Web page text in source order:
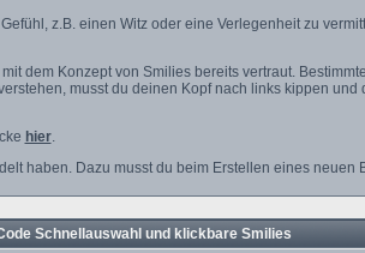
z.B. einen Witz oder eine Verlegenheit zu
dem Konzept von Smilies bereits vertraut.
musst du deinen Kopf nach links kippen und
hier.
haben. Dazu musst du beim Erstellen eines
Schnellauswahl und klickbare Smilies